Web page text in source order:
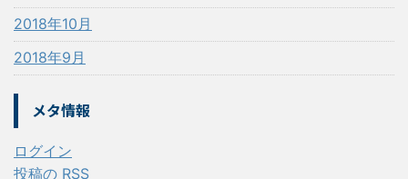
2018年10月
2018年9月
メタ情報
ログイン
投稿の RSS